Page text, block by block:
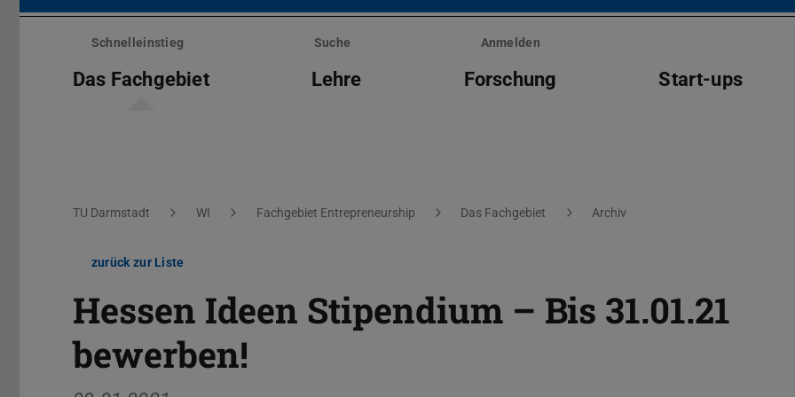
Menü
überspringenSchnelleinstieg Suche Anmelden
Das Fachgebiet Lehre Forschung Start-ups
Sie befinden sich hier:
TU Darmstadt WI Fachgebiet Entrepreneurship Das Fachgebiet Archiv
zurück zur Liste
Hessen Ideen Stipendium – Bis 31.01.21
bewerben!